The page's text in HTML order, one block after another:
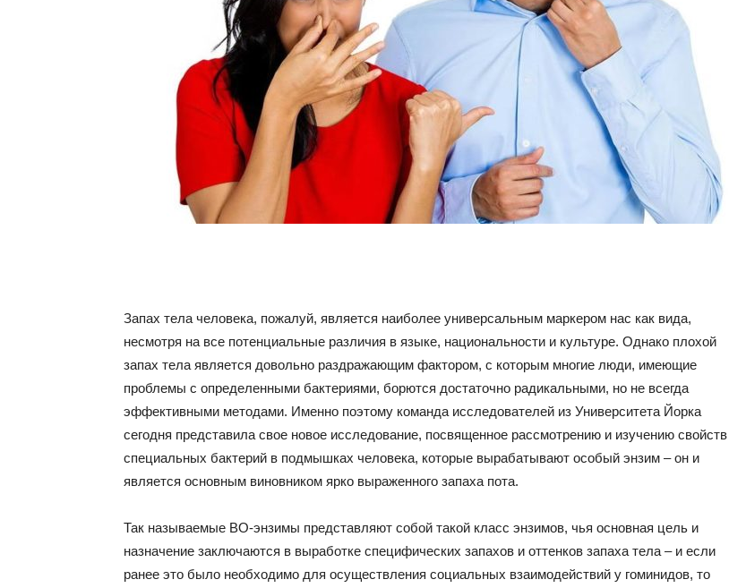
Запах тела человека, пожалуй, является наиболее универсальным маркером нас как вида,
несмотря на все потенциальные различия в языке, национальности и культуре. Однако плохой
запах тела является довольно раздражающим фактором, с которым многие люди, имеющие
проблемы с определенными бактериями, борются достаточно радикальными, но не всегда
эффективными методами. Именно поэтому команда исследователей из Университета Йорка
сегодня представила свое новое исследование, посвященное рассмотрению и изучению свойств
специальных бактерий в подмышках человека, которые вырабатывают особый энзим – он и
является основным виновником ярко выраженного запаха пота.
Так называемые BO-энзимы представляют собой такой класс энзимов, чья основная цель и
назначение заключаются в выработке специфических запахов и оттенков запаха тела – и если
ранее это было необходимо для осуществления социальных взаимодействий у гоминидов, то